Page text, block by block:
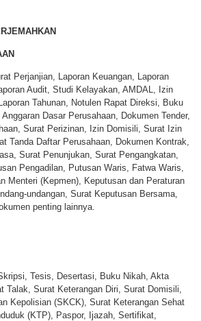
Perjanjian, Laporan Keuangan, Laporan
Audit, Studi Kelayakan, AMDAL, Izin
Tahunan, Notulen Rapat Direksi, Buku
Dasar Perusahaan, Dokumen Tender,
Surat Perizinan, Izin Domisili, Surat Izin
Tanda Daftar Perusahaan, Dokumen Kontrak,
Surat Penunjukan, Surat Pengangkatan,
Pengadilan, Putusan Waris, Fatwa Waris,
Menteri (Kepmen), Keputusan dan Peraturan
undangan, Surat Keputusan Bersama,
penting lainnya.
Tesis, Desertasi, Buku Nikah, Akta
Talak, Surat Keterangan Diri, Surat Domisili,
Kepolisian (SKCK), Surat Keterangan Sehat
(KTP), Paspor, Ijazah, Sertifikat,